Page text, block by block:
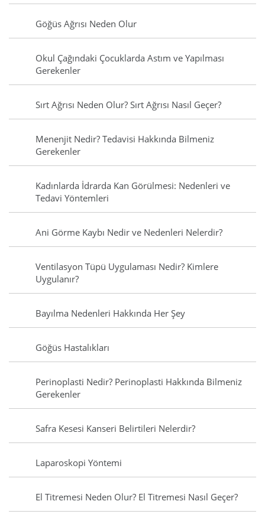
Göğüs Ağrısı Neden Olur
Okul Çağındaki Çocuklarda Astım ve Yapılması
Gerekenler
Sırt Ağrısı Neden Olur? Sırt Ağrısı Nasıl Geçer?
Menenjit Nedir? Tedavisi Hakkında Bilmeniz
Gerekenler
Kadınlarda İdrarda Kan Görülmesi: Nedenleri ve
Tedavi Yöntemleri
Ani Görme Kaybı Nedir ve Nedenleri Nelerdir?
Ventilasyon Tüpü Uygulaması Nedir? Kimlere
Uygulanır?
Bayılma Nedenleri Hakkında Her Şey
Göğüs Hastalıkları
Perinoplasti Nedir? Perinoplasti Hakkında Bilmeniz
Gerekenler
Safra Kesesi Kanseri Belirtileri Nelerdir?
Laparoskopi Yöntemi
El Titremesi Neden Olur? El Titremesi Nasıl Geçer?